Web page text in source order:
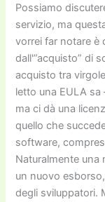
Possiamo
servizio, ma
vorrei far notare è
dall'”acquisto” di
acquisto tra
letto una EULA
ma ci dà una
quello che
software,
Naturalmente una
un nuovo
degli sviluppatori.